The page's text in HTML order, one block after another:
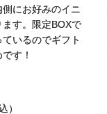
にお好みのイニ
す。限定BOXで
いるのでギフト
す！
）